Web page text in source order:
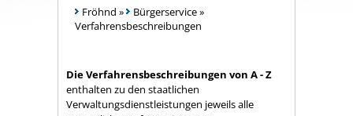
Fröhnd » Bürgerservice»
Verfahrensbeschreibungen
Die Verfahrensbeschreibungen von A - Z
enthalten zu den staatlichen
Verwaltungsdienstleistungen jeweils alle